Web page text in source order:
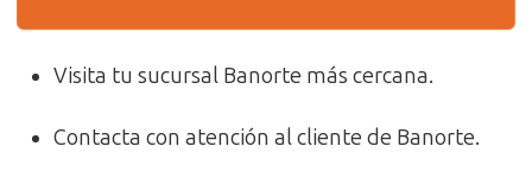
Visita tu sucursal Banorte más cercana.
Contacta con atención al cliente de Banorte.